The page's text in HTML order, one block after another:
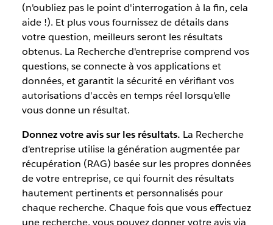
(n'oubliez pas le point d'interrogation à la fin, cela
aide !). Et plus vous fournissez de détails dans
votre question, meilleurs seront les résultats
obtenus. La Recherche d'entreprise comprend vos
questions, se connecte à vos applications et
données, et garantit la sécurité en vérifiant vos
autorisations d'accès en temps réel lorsqu'elle
vous donne un résultat.
Donnez votre avis sur les résultats. La Recherche
d'entreprise utilise la génération augmentée par
récupération (RAG) basée sur les propres données
de votre entreprise, ce qui fournit des résultats
hautement pertinents et personnalisés pour
chaque recherche. Chaque fois que vous effectuez
une recherche, vous pouvez donner votre avis via